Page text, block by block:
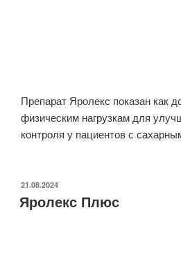
Препарат Яролекс показан как
физическим нагрузкам для
контроля у пациентов с
21.08.2024
Яролекс Плюс